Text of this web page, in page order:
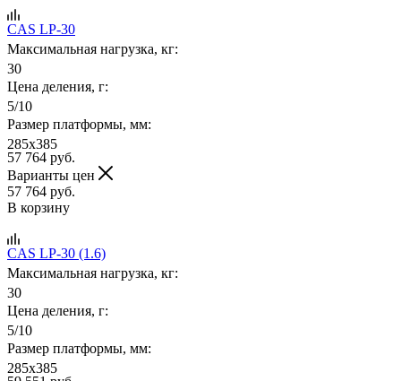
CAS LP-30
Максимальная нагрузка, кг:
30
Цена деления, г:
5/10
Размер платформы, мм:
285x385
57 764 руб.
Варианты цен
57 764 руб.
В корзину
CAS LP-30 (1.6)
Максимальная нагрузка, кг:
30
Цена деления, г:
5/10
Размер платформы, мм:
285x385